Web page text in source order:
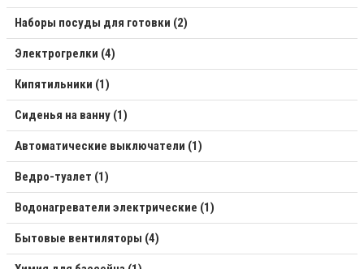
Наборы посуды для готовки (2)
Электрогрелки (4)
Кипятильники (1)
Сиденья на ванну (1)
Автоматические выключатели (1)
Ведро-туалет (1)
Водонагреватели электрические (1)
Бытовые вентиляторы (4)